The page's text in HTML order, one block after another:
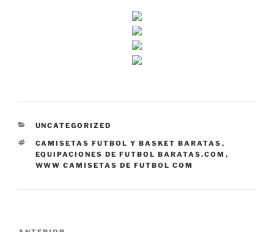
CATEGORÍAS
UNCATEGORIZED
ETIQUETAS
CAMISETAS FUTBOL Y BASKET BARATAS ,
EQUIPACIONES DE FUTBOL BARATAS.COM ,
WWW CAMISETAS DE FUTBOL COM
Navegación